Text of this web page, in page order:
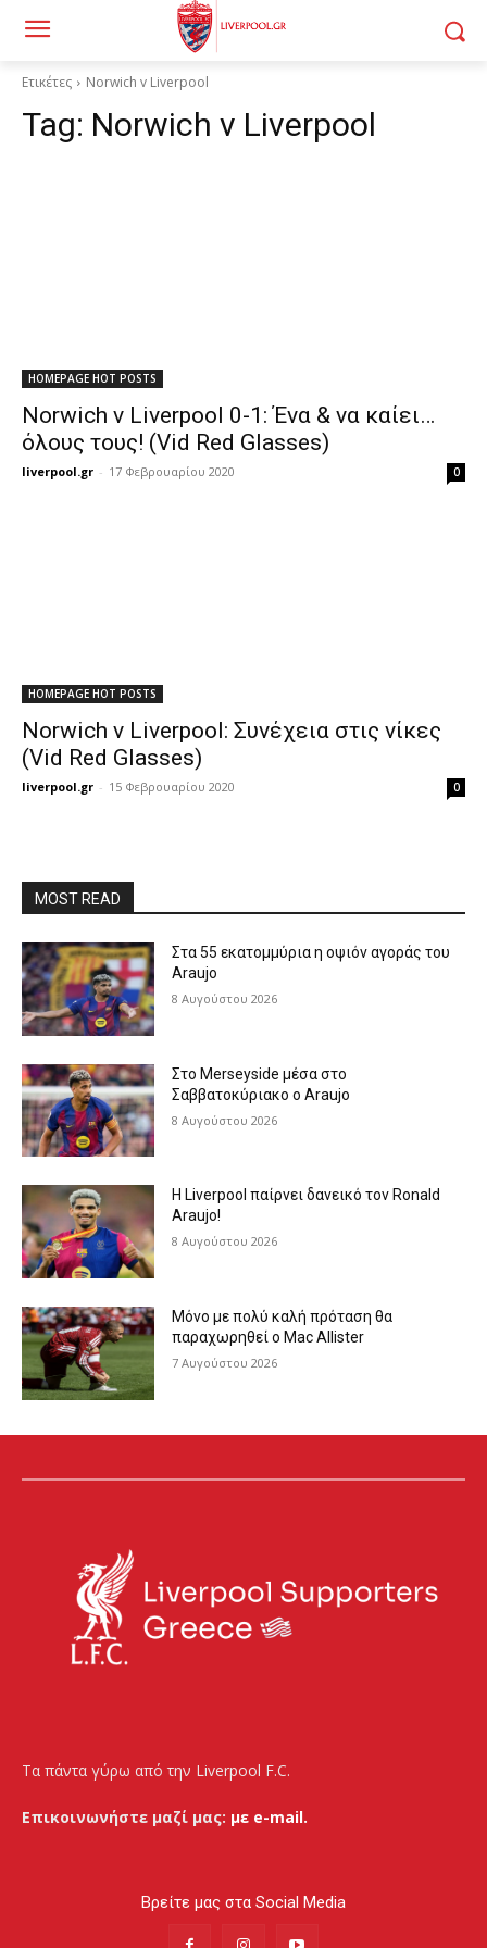
Ετικέτες Norwich v Liverpool
Tag: Norwich v Liverpool
HOMEPAGE HOT POSTS
Norwich v Liverpool 0-1: Ένα & να καίει…
όλους τους! (Vid Red Glasses)
liverpool.gr - 17 Φεβρουαρίου 2020 0
HOMEPAGE HOT POSTS
Norwich v Liverpool: Συνέχεια στις νίκες
(Vid Red Glasses)
liverpool.gr - 15 Φεβρουαρίου 2020 0
MOST READ
Στα 55 εκατομμύρια η οψιόν αγοράς του
Araujo
8 Αυγούστου 2026
Στο Merseyside μέσα στο
Σαββατοκύριακο ο Araujo
8 Αυγούστου 2026
Η Liverpool παίρνει δανεικό τον Ronald
Araujo!
8 Αυγούστου 2026
Μόνο με πολύ καλή πρόταση θα
παραχωρηθεί ο Mac Allister
7 Αυγούστου 2026
Τα πάντα γύρω από την Liverpool F.C.
Επικοινωνήστε μαζί μας: με e-mail.
Βρείτε μας στα Social Media